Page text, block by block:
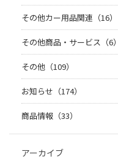
その他カー用品関連（16）
その他商品・サービス（6）
その他（109）
お知らせ（174）
商品情報（33）
アーカイブ